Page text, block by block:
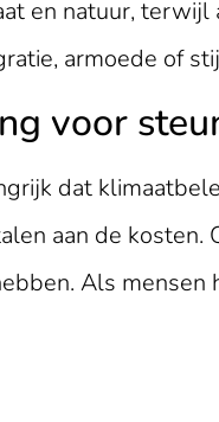
en natuur,
armoede of
voor
dat
aan de kosten.
Als mensen